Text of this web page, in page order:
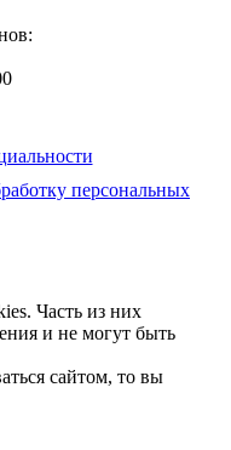
персональных
Часть из них
и не могут быть
сайтом, то вы